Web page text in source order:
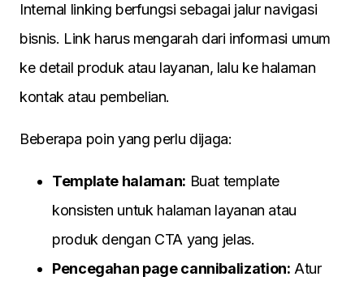
Internal linking berfungsi sebagai jalur navigasi
bisnis. Link harus mengarah dari informasi umum
ke detail produk atau layanan, lalu ke halaman
kontak atau pembelian.
Beberapa poin yang perlu dijaga:
Template halaman: Buat template
konsisten untuk halaman layanan atau
produk dengan CTA yang jelas.
Pencegahan page cannibalization: Atur